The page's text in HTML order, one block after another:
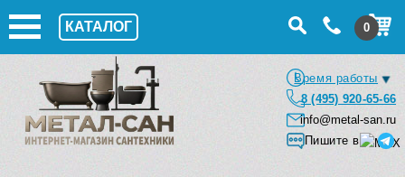
КАТАЛОГ 0
Время работы
8 (495) 920-65-66
info@metal-san.ru
Пишите в